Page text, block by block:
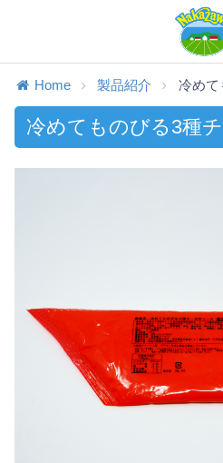
Home 製品紹介 冷めて
冷めてものびる3種